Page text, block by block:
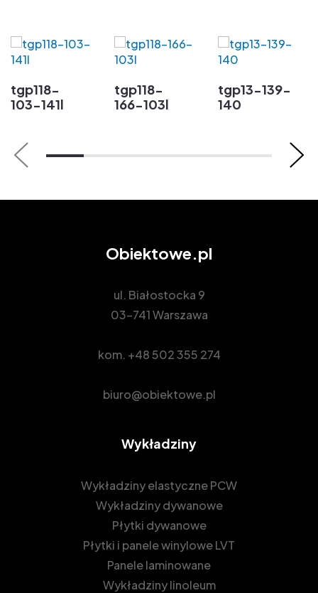
tgp118-
103-141l
tgp118-
166-103l
tgp13-139-
140
Obiektowe.pl
ul. Białostocka 9
03-741 Warszawa
kom. +48 502 355 274
biuro@obiektowe.pl
Wykładziny
Wykładziny elastyczne PCW
Wykładziny dywanowe
Płytki dywanowe
Płytki i panele winylowe LVT
Panele laminowane
Wykładziny linoleum